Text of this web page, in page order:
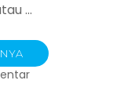
…
pada